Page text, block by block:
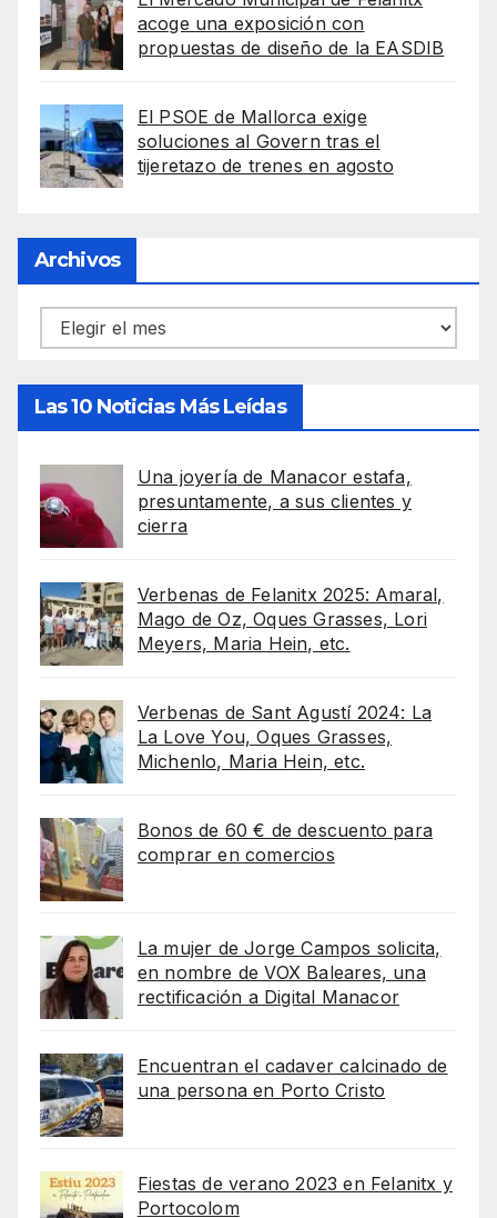
acoge una exposición con
propuestas de diseño de la EASDIB
El PSOE de Mallorca exige
soluciones al Govern tras el
tijeretazo de trenes en agosto
Archivos
Archivos
Las 10 Noticias Más Leídas
Una joyería de Manacor estafa,
presuntamente, a sus clientes y
cierra
Verbenas de Felanitx 2025: Amaral,
Mago de Oz, Oques Grasses, Lori
Meyers, Maria Hein, etc.
Verbenas de Sant Agustí 2024: La
La Love You, Oques Grasses,
Michenlo, Maria Hein, etc.
Bonos de 60 € de descuento para
comprar en comercios
La mujer de Jorge Campos solicita,
en nombre de VOX Baleares, una
rectificación a Digital Manacor
Encuentran el cadaver calcinado de
una persona en Porto Cristo
Fiestas de verano 2023 en Felanitx y
Portocolom